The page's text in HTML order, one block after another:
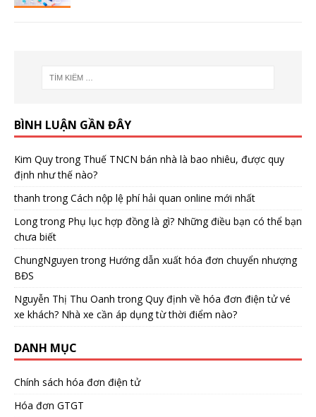
BÌNH LUẬN GẦN ĐÂY
Kim Quytrong Thuế TNCN bán nhà là bao nhiêu, được quy
định như thế nào?
thanh trongCách nộp lệ phí hải quan online mới nhất
Longtrong Phụ lục hợp đồng là gì? Những điều bạn có thể bạn
chưa biết
ChungNguyen trong Hướng dẫn xuất hóa đơn chuyển nhượng
BĐS
Nguyễn Thị Thu Oanh trongQuy định về hóa đơn điện tử vé
xe khách? Nhà xe cần áp dụng từ thời điểm nào?
DANH MỤC
Chính sách hóa đơn điện tử
Hóa đơn GTGT